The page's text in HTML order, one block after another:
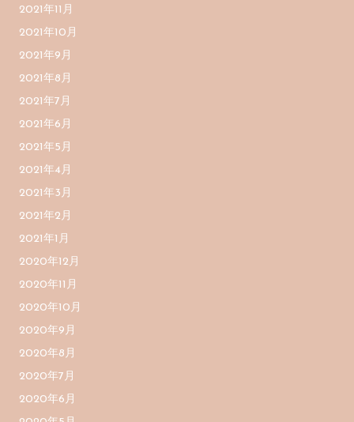
2021年11月
2021年10月
2021年9月
2021年8月
2021年7月
2021年6月
2021年5月
2021年4月
2021年3月
2021年2月
2021年1月
2020年12月
2020年11月
2020年10月
2020年9月
2020年8月
2020年7月
2020年6月